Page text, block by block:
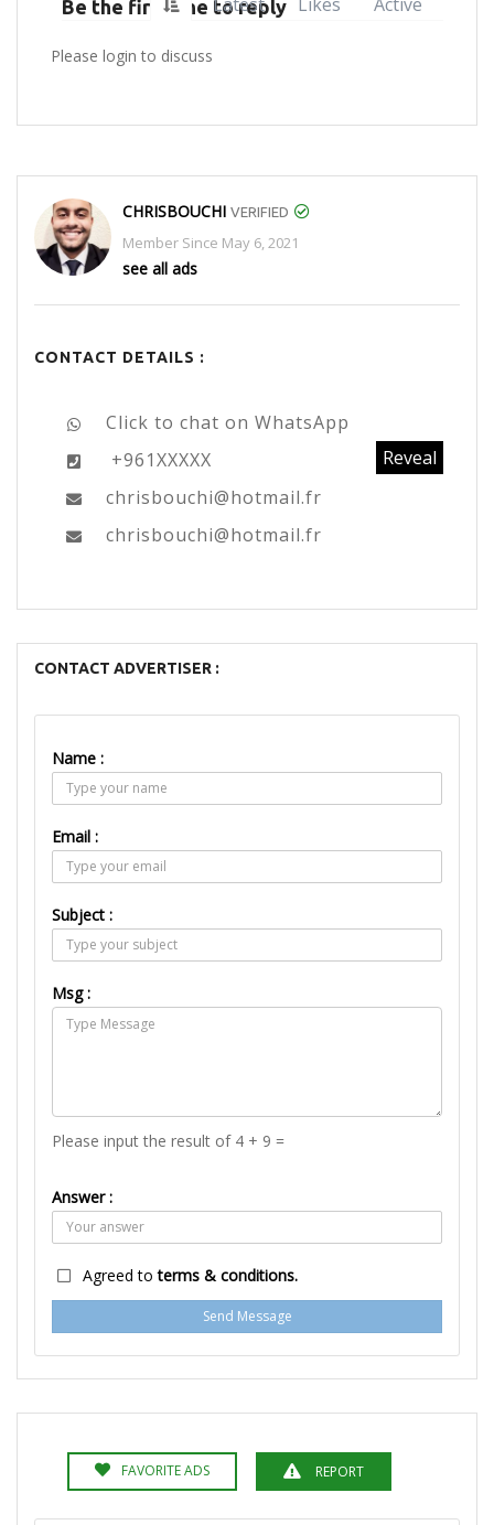
Be the first one to reply
Please login to discuss
CHRISBOUCHI VERIFIED
Member Since May 6, 2021
see all ads
CONTACT DETAILS :
Click to chat on WhatsApp
+961XXXXX
Reveal
chrisbouchi@hotmail.fr
chrisbouchi@hotmail.fr
CONTACT ADVERTISER :
Name :
Email :
Subject :
Msg :
Please input the result of 4 + 9 =
Answer :
Agreed toterms & conditions.
Send Message
FAVORITE ADS REPORT